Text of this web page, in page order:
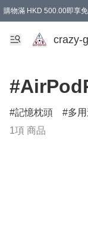
購物滿 HKD 500.00即享
成為會員可享免費禮品
crazy-
記憶枕頭 多
1項 商品